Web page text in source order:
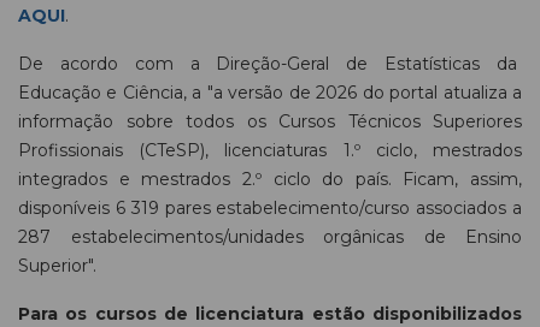
AQUI.
De acordo com a Direção-Geral de Estatísticas da
Educação e Ciência, a "a versão de 2026 do portal atualiza a
informação sobre todos os Cursos Técnicos Superiores
Profissionais (CTeSP), licenciaturas 1.º ciclo, mestrados
integrados e mestrados 2.º ciclo do país. Ficam, assim,
disponíveis 6 319 pares estabelecimento/curso associados a
287 estabelecimentos/unidades orgânicas de Ensino
Superior".
Para os cursos de licenciatura estão disponibilizados